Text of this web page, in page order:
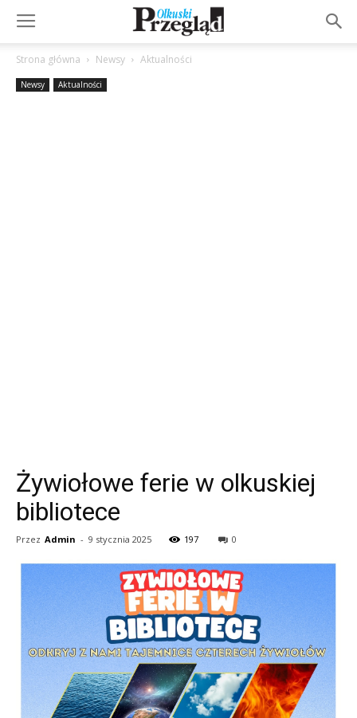
Strona główna Newsy Aktualności
Newsy Aktualności
Żywiołowe ferie w olkuskiej
bibliotece
Przez Admin - 9 stycznia 2025 197 0